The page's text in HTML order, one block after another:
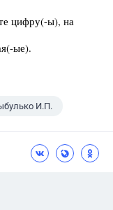
цифру(-ы), на
ые).
И.П.